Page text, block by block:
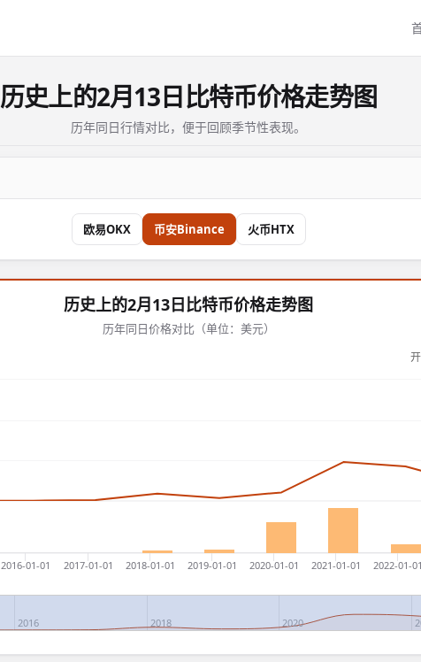
历史上的2月13日比特币价格走势图
历年同日行情对比，便于回顾季节性表现。
欧易OKX 币安Binance 火币HTX
历史上的2月13日比特币价格走势图
历年同日价格对比（单位：美元）
2016-01-01 2017-01-01 2018-01-01 2019-01-01 2020-01-01 2021-01-01 2022-01-01
2016 2018 2020